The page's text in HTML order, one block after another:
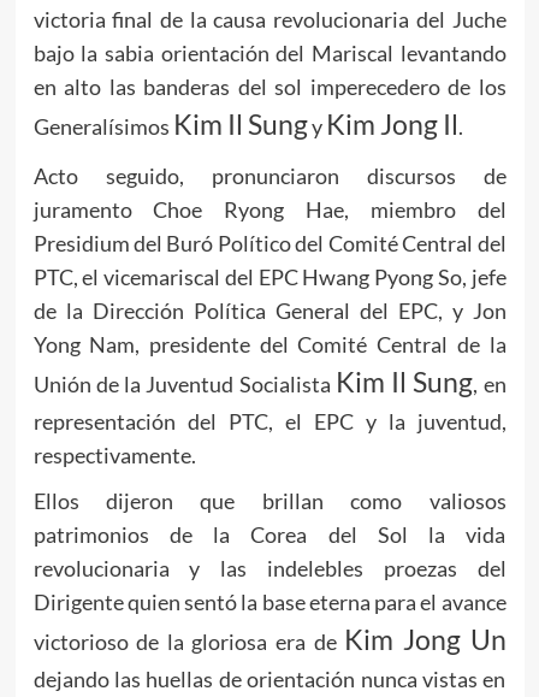
victoria final de la causa revolucionaria del Juche
bajo la sabia orientación del Mariscal levantando
en alto las banderas del sol imperecedero de los
Generalísimos Kim Il Sungy Kim Jong Il.
Acto seguido, pronunciaron discursos de
juramento Choe Ryong Hae, miembro del
Presidium del Buró Político del Comité Central del
PTC, el vicemariscal del EPC Hwang Pyong So, jefe
de la Dirección Política General del EPC, y Jon
Yong Nam, presidente del Comité Central de la
Unión de la Juventud Socialista Kim Il Sung, en
representación del PTC, el EPC y la juventud,
respectivamente.
Ellos dijeron que brillan como valiosos
patrimonios de la Corea del Sol la vida
revolucionaria y las indelebles proezas del
Dirigente quien sentó la base eterna para el avance
victorioso de la gloriosa era de Kim Jong Un
dejando las huellas de orientación nunca vistas en